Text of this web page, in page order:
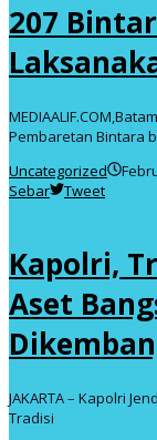
207
Pembaretan Bintara
Uncategorized
Sebar
Tweet
Kapolri,
Aset
JAKARTA – Kapolri
Tradisi